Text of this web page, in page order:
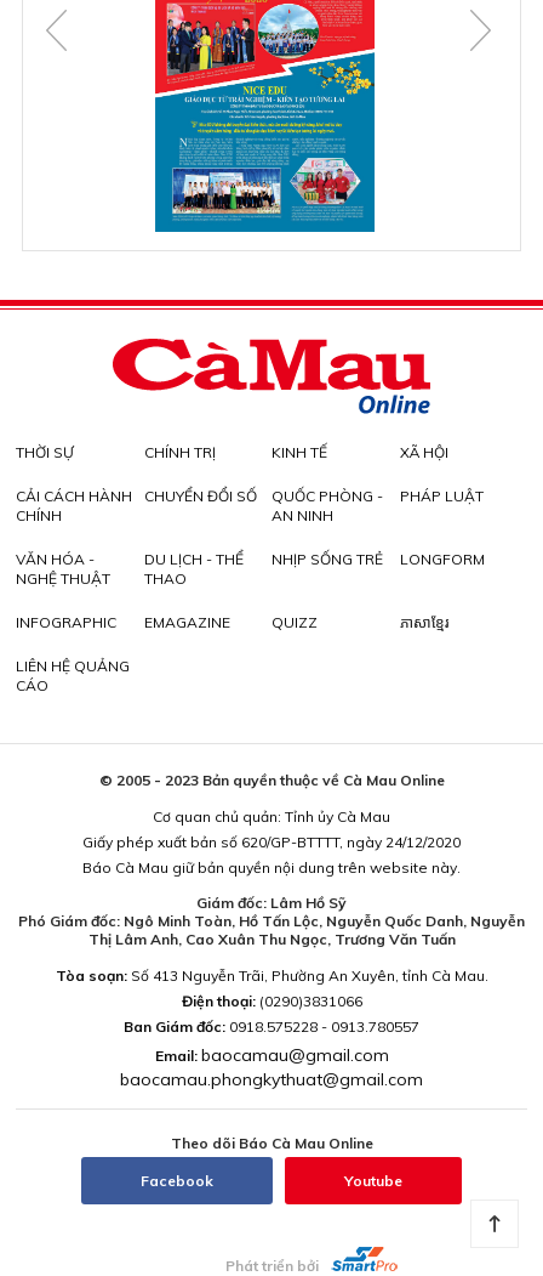
THỜI SỰ CHÍNH TRỊ KINH TẾ XÃ HỘI
CẢI CÁCH HÀNH
CHÍNH
CHUYỂN ĐỔI SỐ
QUỐC PHÒNG -
AN NINH
PHÁP LUẬT
VĂN HÓA -
NGHỆ THUẬT
DU LỊCH - THỂ
THAO
NHỊP SỐNG TRẺ LONGFORM
INFOGRAPHIC EMAGAZINE QUIZZ ភាសាខ្មែរ
LIÊN HỆ QUẢNG
CÁO
© 2005 - 2023 Bản quyền thuộc về Cà Mau Online
Cơ quan chủ quản: Tỉnh ủy Cà Mau
Giấy phép xuất bản số 620/GP-BTTTT, ngày 24/12/2020
Báo Cà Mau giữ bản quyền nội dung trên website này.
Giám đốc: Lâm Hồ Sỹ
Phó Giám đốc: Ngô Minh Toàn, Hồ Tấn Lộc, Nguyễn Quốc Danh, Nguyễn
Thị Lâm Anh, Cao Xuân Thu Ngọc, Trương Văn Tuấn
Tòa soạn:Số 413 Nguyễn Trãi, Phường An Xuyên, tỉnh Cà Mau.
Điện thoại: (0290)3831066
Ban Giám đốc: 0918.575228 - 0913.780557
Email: baocamau@gmail.com
baocamau.phongkythuat@gmail.com
Theo dõi Báo Cà Mau Online
Facebook Youtube
Phát triển bởi